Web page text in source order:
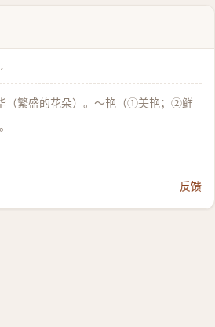
（繁盛的花朵）。～艳（①美艳；②鲜
反馈